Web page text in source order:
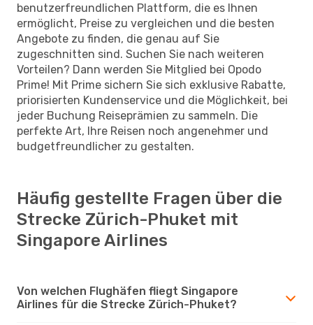
benutzerfreundlichen Plattform, die es Ihnen
ermöglicht, Preise zu vergleichen und die besten
Angebote zu finden, die genau auf Sie
zugeschnitten sind. Suchen Sie nach weiteren
Vorteilen? Dann werden Sie Mitglied bei Opodo
Prime! Mit Prime sichern Sie sich exklusive Rabatte,
priorisierten Kundenservice und die Möglichkeit, bei
jeder Buchung Reiseprämien zu sammeln. Die
perfekte Art, Ihre Reisen noch angenehmer und
budgetfreundlicher zu gestalten.
Häufig gestellte Fragen über die
Strecke Zürich-Phuket mit
Singapore Airlines
Von welchen Flughäfen fliegt Singapore
Airlines für die Strecke Zürich-Phuket?